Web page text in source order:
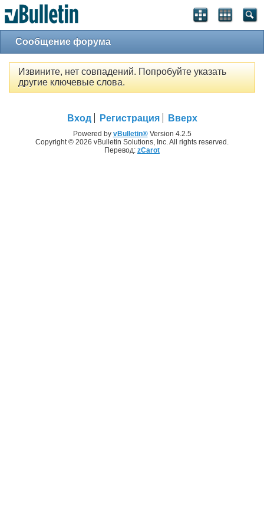
Сообщение форума
Извините, нет совпадений. Попробуйте указать
другие ключевые слова.
Вход Регистрация Вверх
Powered by vBulletin®Version 4.2.5
Copyright © 2026 vBulletin Solutions, Inc. All rights reserved.
Перевод: zCarot